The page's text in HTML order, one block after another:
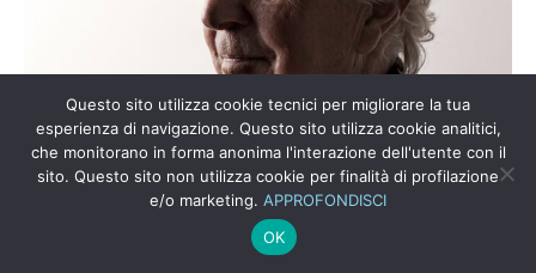
Questo sito utilizza cookie tecnici per migliorare la tua
esperienza di navigazione. Questo sito utilizza cookie analitici,
che monitorano in forma anonima l'interazione dell'utente con il
sito. Questo sito non utilizza cookie per finalità di profilazione
e/o marketing. APPROFONDISCI
OK